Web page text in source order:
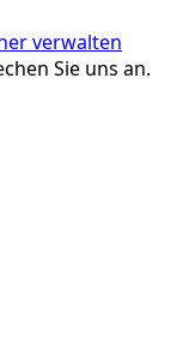
verwalten
Sie uns an.